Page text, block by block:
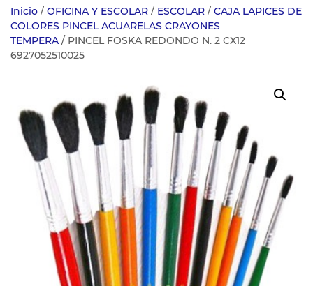
Inicio / OFICINA Y ESCOLAR / ESCOLAR / CAJA LAPICES DE
COLORES PINCEL ACUARELAS CRAYONES
TEMPERA / PINCEL FOSKA REDONDO N. 2 CX12
6927052510025